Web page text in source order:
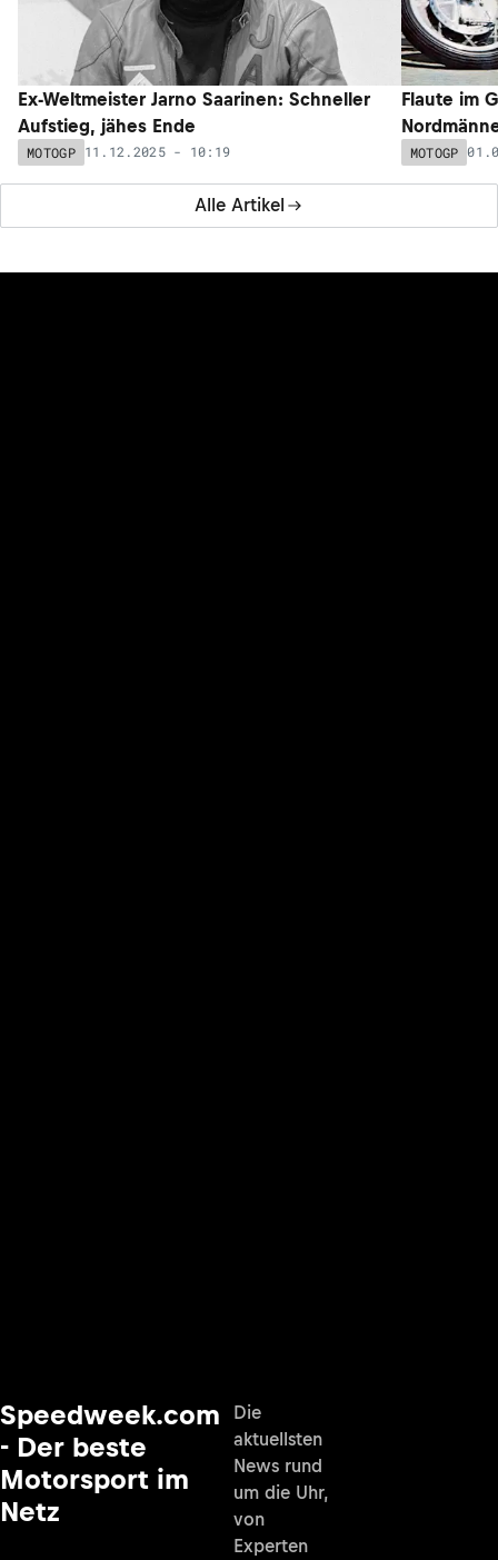
Alle Artikel
Ex-Weltmeister Jarno Saarinen: Schneller
Aufstieg, jähes Ende
MOTOGP 11.12.2025 - 10:19
Flaute im
MOTOGP
Speedweek.com
- Der beste
Motorsport im
Netz
Die
aktuellsten
News rund
um die Uhr,
von
Experten